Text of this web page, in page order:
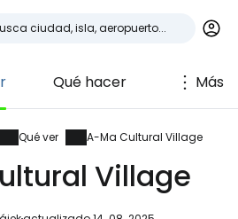
Qué hacer Más
Qué ver A-Ma Cultural Village
Village
en
de viajeros